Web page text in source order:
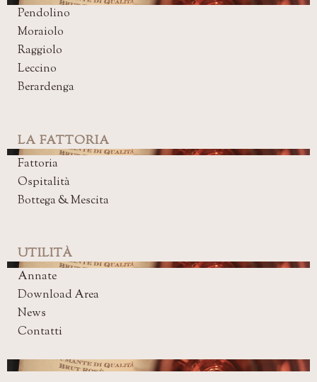
Pendolino
Moraiolo
Raggiolo
Leccino
Berardenga
LA FATTORIA
Fattoria
Ospitalità
Bottega & Mescita
UTILITÀ
Annate
Download Area
News
Contatti